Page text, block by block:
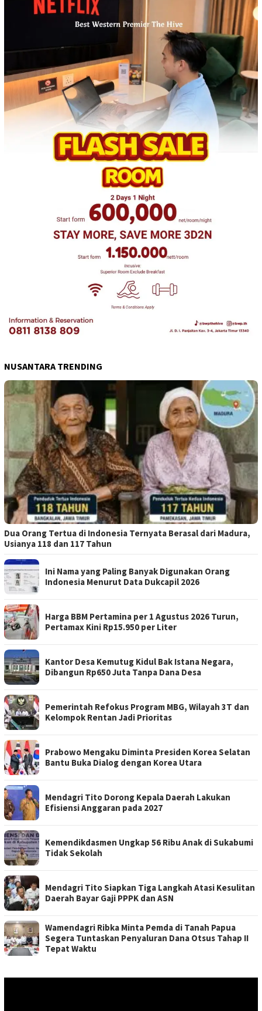
NUSANTARA TRENDING
Dua Orang Tertua di Indonesia Ternyata Berasal dari Madura,
Usianya 118 dan 117 Tahun
Ini Nama yang Paling Banyak Digunakan Orang
Indonesia Menurut Data Dukcapil 2026
Harga BBM Pertamina per 1 Agustus 2026 Turun,
Pertamax Kini Rp15.950 per Liter
Kantor Desa Kemutug Kidul Bak Istana Negara,
Dibangun Rp650 Juta Tanpa Dana Desa
Pemerintah Refokus Program MBG, Wilayah 3T dan
Kelompok Rentan Jadi Prioritas
Prabowo Mengaku Diminta Presiden Korea Selatan
Bantu Buka Dialog dengan Korea Utara
Mendagri Tito Dorong Kepala Daerah Lakukan
Efisiensi Anggaran pada 2027
Kemendikdasmen Ungkap 56 Ribu Anak di Sukabumi
Tidak Sekolah
Mendagri Tito Siapkan Tiga Langkah Atasi Kesulitan
Daerah Bayar Gaji PPPK dan ASN
Wamendagri Ribka Minta Pemda di Tanah Papua
Segera Tuntaskan Penyaluran Dana Otsus Tahap II
Tepat Waktu